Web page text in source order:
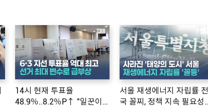
14시 현재 투표율
48.9％..8.2％P↑ "일꾼이
서울 재생에너지 자립률 전
국 꼴찌, 정책 지속 필요성